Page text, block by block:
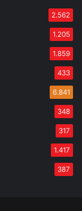
2.562
1.205
1.859
433
6.841
348
317
1.417
387